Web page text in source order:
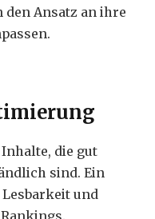
Ansatz an ihre
die gut
sind. Ein
und